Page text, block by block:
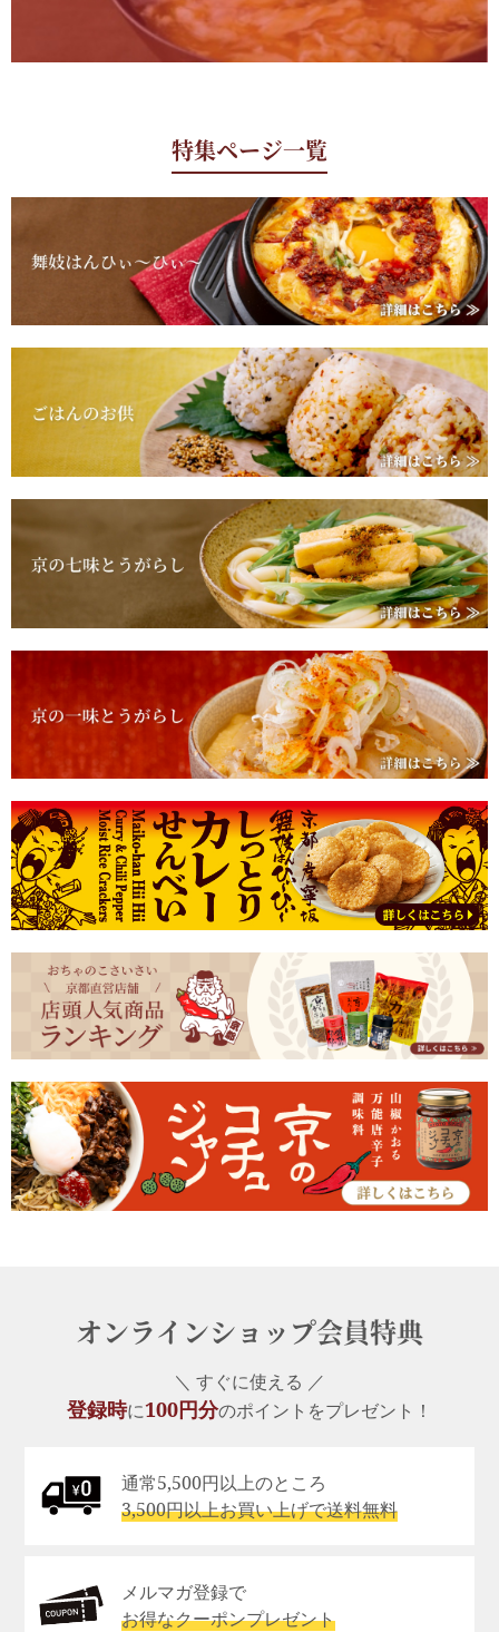
特集ページ一覧
オンラインショップ会員特典
＼ すぐに使える ／
登録時に100円分のポイントをプレゼント！
通常5,500円以上のところ
3,500円以上お買い上げで送料無料
メルマガ登録で
お得なクーポンプレゼント